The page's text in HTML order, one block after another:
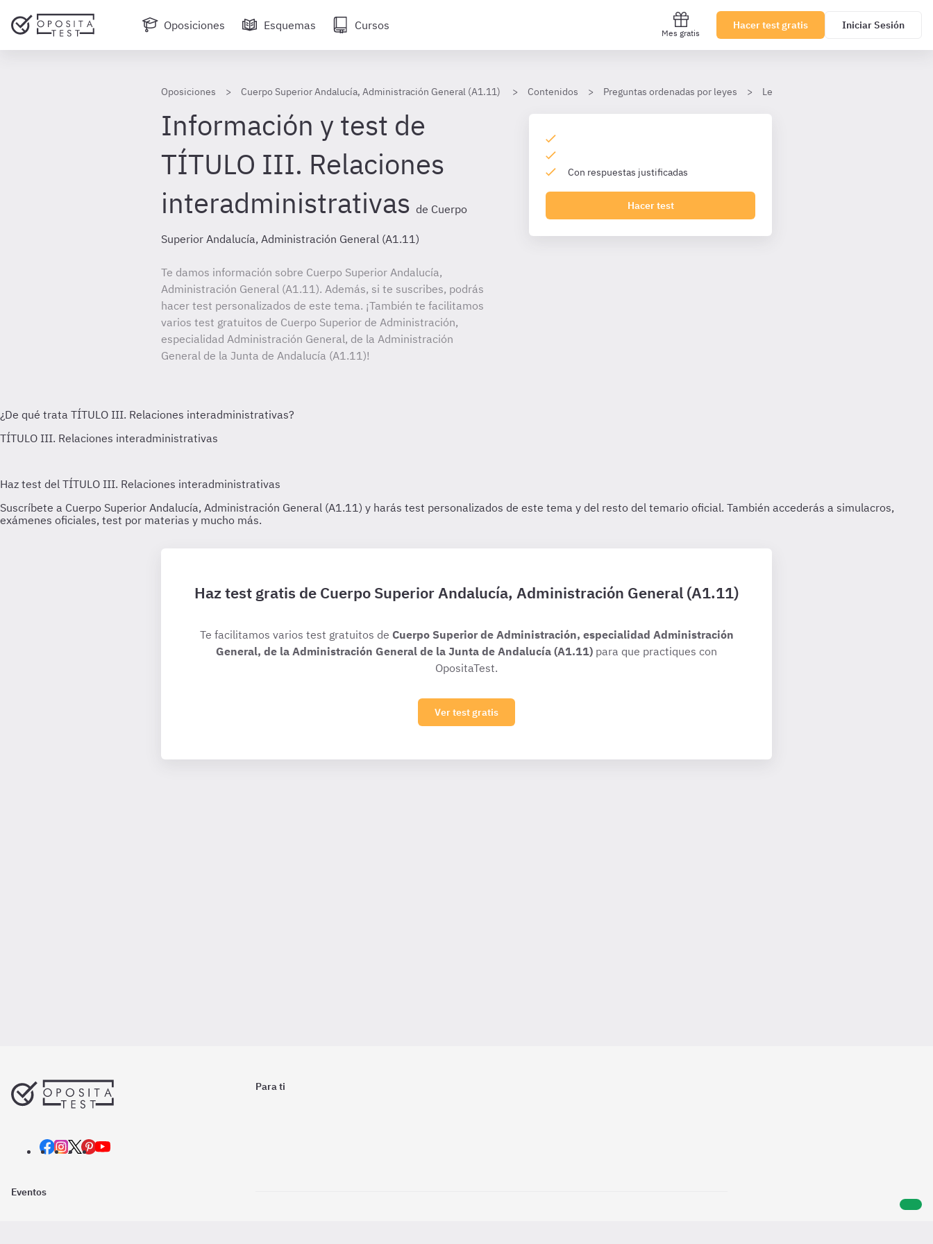
Oposiciones Esquemas Cursos
Mes gratis
Hacer test gratis Iniciar Sesión
Oposiciones Cuerpo Superior Andalucía, Administración General (A1.11) Contenidos Preguntas ordenadas por leyes Ley 40/2015, de 1 de octubre, de
Información y test de
TÍTULO III. Relaciones
interadministrativas de Cuerpo
Superior Andalucía, Administración General (A1.11)
Te damos información sobre Cuerpo Superior Andalucía,
Administración General (A1.11). Además, si te suscribes, podrás
hacer test personalizados de este tema. ¡También te facilitamos
varios test gratuitos de Cuerpo Superior de Administración,
especialidad Administración General, de la Administración
General de la Junta de Andalucía (A1.11)!
Con respuestas justificadas
Hacer test
Haz test gratis de Cuerpo Superior Andalucía, Administración General (A1.11)
Te facilitamos varios test gratuitos de Cuerpo Superior de Administración, especialidad Administración
General, de la Administración General de la Junta de Andalucía (A1.11) para que practiques con
OpositaTest.
Ver test gratis
Para ti
Eventos